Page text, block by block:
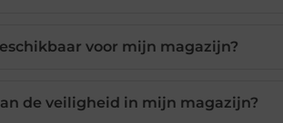
voor mijn magazijn?
de veiligheid in mijn magazijn?